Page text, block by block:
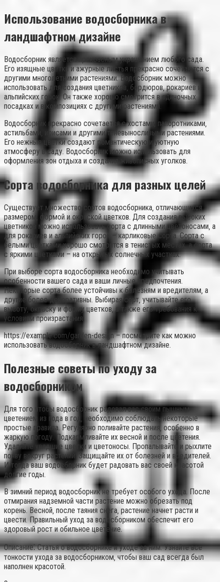
Использование водосборника в
ландшафтном дизайне
Водосборник является прекрасным украшением любого сада.
Его изящные цветки и ажурные листья прекрасно сочетаются с
другими многолетними растениями. Водосборник можно
использовать для создания цветников‚ бордюров‚ рокариев и
альпийских горок. Он также хорошо смотрится в одиночных
посадках и в композициях с другими растениями.
Водосборник прекрасно сочетается с хостами‚ папоротниками‚
астильбами‚ ирисами и другими теневыносливыми растениями.
Его нежные цветки создают романтическую и уютную
атмосферу в саду. Водосборник можно использовать для
оформления зон отдыха и создания живописных уголков.
Сорта водосборника для разных целей
Существует множество сортов водосборника‚ отличающихся
размером‚ формой и окраской цветков. Для создания высоких
цветников можно использовать сорта с длинными цветоносами‚ а
для рокариев и альпийских горок – карликовые сорта. Сорта с
белыми цветками хорошо смотрятся в тенистых местах‚ а сорта
с яркими цветками – на открытых солнечных участках.
При выборе сорта водосборника необходимо учитывать
особенности вашего сада и ваши личные предпочтения.
Некоторые сорта более устойчивы к болезням и вредителям‚ а
другие более декоративны. Выбирая сорт‚ учитывайте его
высоту‚ окраску и форму цветков‚ а также его требования к
условиям произрастания.
https://example.com/garden-design – посмотрите как можно
использовать водосборник в ландшафтном дизайне.
Полезные советы по уходу за
водосборником
Для того чтобы водосборник радовал вас своим пышным
цветением из года в год‚ необходимо соблюдать некоторые
простые правила. Регулярно поливайте растения‚ особенно в
жаркую погоду. Подкармливайте их весной и после цветения.
Удаляйте увядшие цветки и цветоносы. Пропалывайте и рыхлите
почву вокруг растений. Защищайте их от болезней и вредителей.
И тогда ваш водосборник будет радовать вас своей красотой
долгие годы.
В зимний период водосборник не требует особого ухода. После
отмирания надземной части растение можно обрезать под
корень. Весной‚ после таяния снега‚ растение начнет расти и
цвести. Правильный уход за водосборником обеспечит его
здоровый рост и обильное цветение.
Описание⁚ Статья о водосборнике и уходе за ним. Узнайте все
тонкости ухода за водосборником‚ чтобы ваш сад всегда был
наполнен красотой.